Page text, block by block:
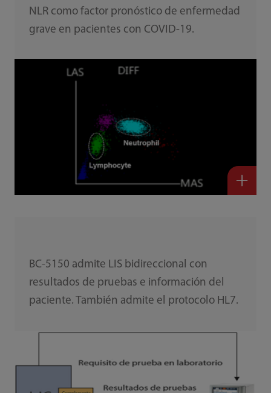
NLR como factor pronóstico de enfermedad
grave en pacientes con COVID-19.
BC-5150 admite LIS bidireccional con
resultados de pruebas e información del
paciente. También admite el protocolo HL7.